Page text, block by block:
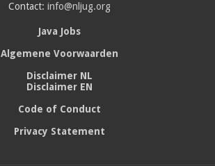
Contact: info@nljug.org
Java Jobs
Algemene Voorwaarden
Disclaimer NL
Disclaimer EN
Code of Conduct
Privacy Statement